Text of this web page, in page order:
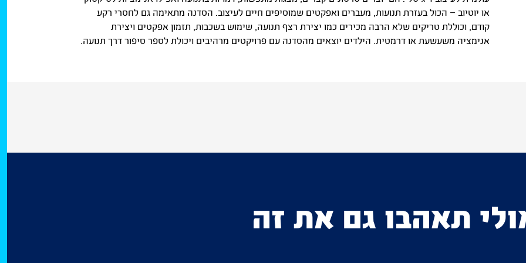
או יוטיוב – הכול בעזרת תנועות, מעברים ואפקטים שמוסיפים חיים לעיצוב. הסדנה מתאימה גם לחסרי רקע
קודם, וכוללת טריקים שלא הרבה מכירים כמו יצירת רצף תנועה, שימוש בשכבות, תזמון אפקטים ויצירת
אנימציה משעשעת או דרמטית. הילדים יוצאים מהסדנה עם פרויקטים מרהיבים ויכולת לספר סיפור דרך תנועה.
תאהבו גם את זה